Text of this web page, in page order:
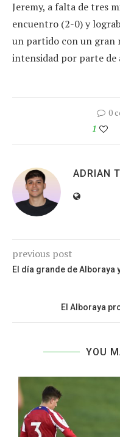
Jeremy, a falta de tres
encuentro (2-0) y
un partido con un gran
intensidad por parte de
0
1
ADRIAN
previous post
El día grande de Alboraya
El Alboraya
YOU